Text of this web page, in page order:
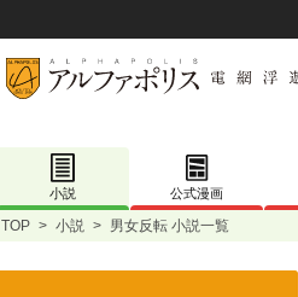
小説 公式漫画
TOP > 小説 > 男女反転 小説一覧